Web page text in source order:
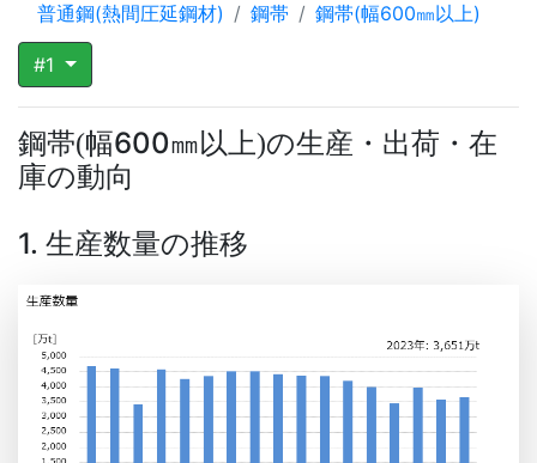
普通鋼(熱間圧延鋼材) 鋼帯 鋼帯(幅600㎜以上)
#1
鋼帯(幅600㎜以上)の生産・出荷・在
庫の動向
1. 生産数量の推移